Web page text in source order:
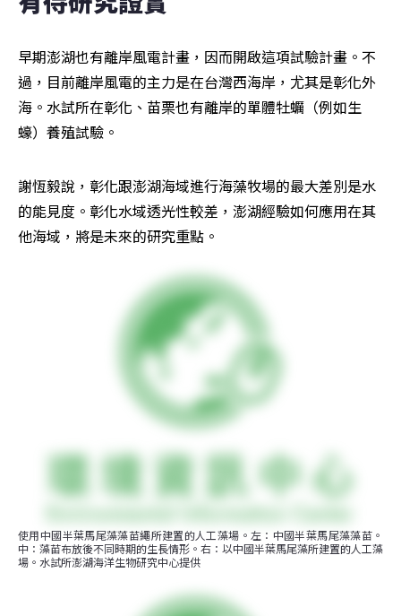
早期澎湖也有離岸風電計畫，因而開啟這項試驗計畫。不
過，目前離岸風電的主力是在台灣西海岸，尤其是彰化外
海。水試所在彰化、苗栗也有離岸的單體牡蠣（例如生
蠔）養殖試驗。
謝恆毅說，彰化跟澎湖海域進行海藻牧場的最大差別是水
的能見度。彰化水域透光性較差，澎湖經驗如何應用在其
他海域，將是未來的研究重點。
使用中國半葉馬尾藻藻苗繩所建置的人工藻場。左：中國半葉馬尾藻藻苗。
中：藻苗布放後不同時期的生長情形。右：以中國半葉馬尾藻所建置的人工藻
場。水試所澎湖海洋生物研究中心提供